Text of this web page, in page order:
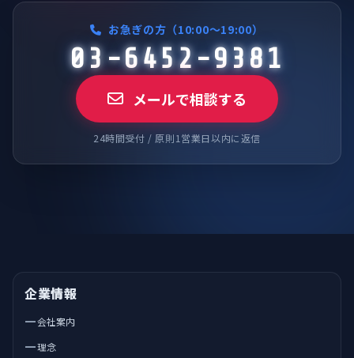
お急ぎの方（10:00〜19:00）
03-6452-9381
メールで相談する
24時間受付 / 原則1営業日以内に返信
企業情報
会社案内
理念